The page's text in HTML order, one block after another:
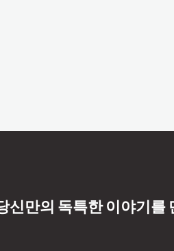
신만의 독특한 이야기를